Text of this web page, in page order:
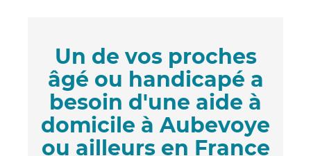
Un de vos proches
âgé ou handicapé a
besoin d'une aide à
domicile à Aubevoye
ou ailleurs en France